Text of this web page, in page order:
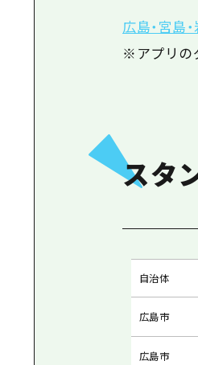
広島・宮島
※アプリの
スタ
自治体
広島市
広島市